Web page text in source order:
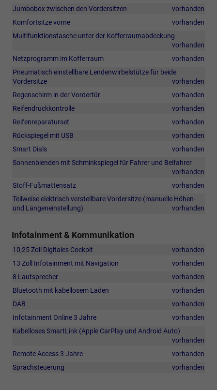
Jumbobox zwischen den Vordersitzen
vorhanden
Komfortsitze vorne
vorhanden
Multifunktionstasche unter der Kofferraumabdeckung
vorhanden
Netzprogramm im Kofferraum
vorhanden
Pneumatisch einstellbare Lendenwirbelstütze für beide
Vordersitze
vorhanden
Regenschirm in der Vordertür
vorhanden
Reifendruckkontrolle
vorhanden
Reifenreparaturset
vorhanden
Rückspiegel mit USB
vorhanden
Smart Dials
vorhanden
Sonnenblenden mit Schminkspiegel für Fahrer und Beifahrer
vorhanden
Stoff-Fußmattensatz
vorhanden
Teilweise elektrisch verstellbare Vordersitze (manuelle Höhen-
und Längeneinstellung)
vorhanden
Infotainment & Kommunikation
10,25 Zoll Digitales Cockpit
vorhanden
13 Zoll Infotainment mit Navigation
vorhanden
8 Lautsprecher
vorhanden
Bluetooth mit kabellosem Laden
vorhanden
DAB
vorhanden
Infotainment Online 3 Jahre
vorhanden
Kabelloses SmartLink (Apple CarPlay und Android Auto)
vorhanden
Remote Access 3 Jahre
vorhanden
Sprachsteuerung
vorhanden